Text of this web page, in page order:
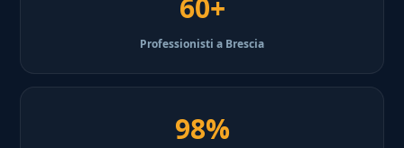
60+
Professionisti a Brescia
98%